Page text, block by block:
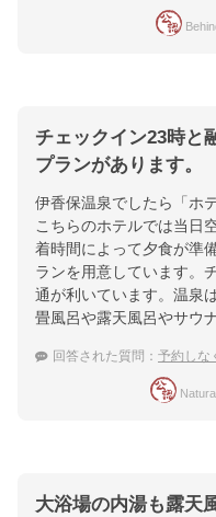
チェックイン23時と
プランがあります。
伊香保温泉でしたら「ホ
こちらのホテルでは当日
着時間によって夕食が準
ランを用意しています。
通が利いています。温泉
畳風呂や露天風呂やサウ
回答された質問： 予約しな
大浴場の内湯も露天